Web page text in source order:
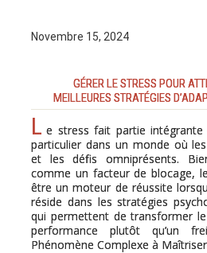
Novembre 15, 2024
GÉRER LE STRESS POUR
MEILLEURES STRATÉGIES
L e stress fait partie
particulier dans un monde où
et les défis omniprésents.
comme un facteur de blocage,
être un moteur de réussite
réside dans les stratégies
qui permettent de transformer
performance plutôt qu’un
Phénomène Complexe à